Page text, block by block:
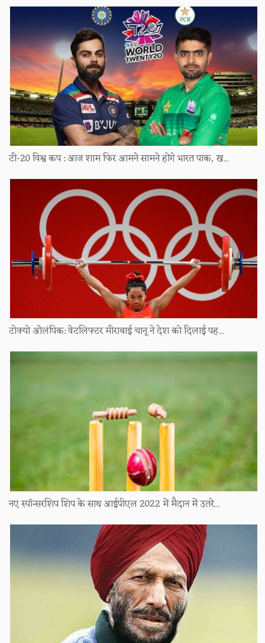
टी-20 विश्व कप : आज शाम फिर आमने सामने होंगे भारत पाक, ख...
टोक्यो ओलंपिक: वेटलिफ्टर मीराबाई चानू ने देश को दिलाई पह...
नए स्पॉन्सरशिप शिप के साथ आईपीएल 2022 में मैदान में उतरे...